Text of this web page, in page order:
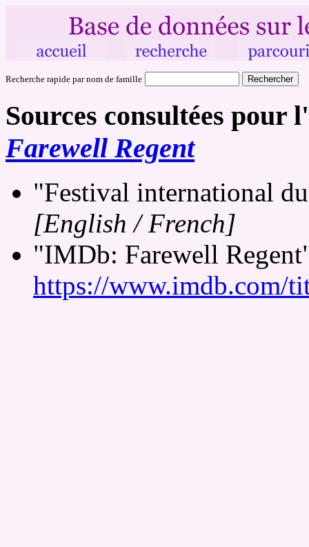
Recherche rapide par nom de famille
Sources consultées
Farewell Regent
"Festival international
[English / French]
"IMDb: Farewell
https://www.imdb.com/